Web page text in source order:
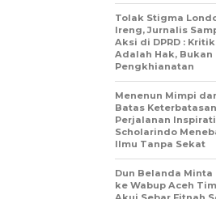
Tolak Stigma
Ireng, Jurnalis
Aksi di DPRD : Kritik
Adalah Hak, Bukan
Pengkhianatan
Menenun Mimpi
Batas
Perjalanan
Scholarindo
Ilmu Tanpa Sekat
Dun Belanda Minta
ke Wabup Aceh